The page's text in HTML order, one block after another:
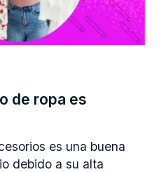
de ropa es
es una buena
debido a su alta